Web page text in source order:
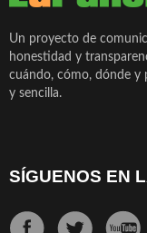
Un proyecto de
honestidad y
cuándo, cómo, dónde y
y sencilla.
SÍGUENOS EN